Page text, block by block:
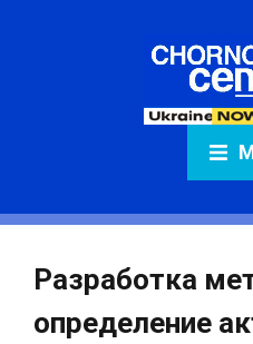
Разработка
определение